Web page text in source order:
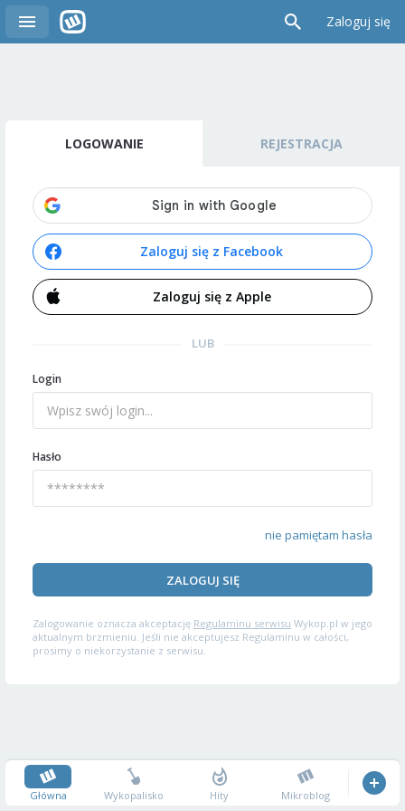
Zaloguj się
LOGOWANIE REJESTRACJA
Zaloguj się z Facebook
Zaloguj się z Apple
LUB
Login
Hasło
nie pamiętam hasła
ZALOGUJ SIĘ
Zalogowanie oznacza akceptację Regulaminu serwisu Wykop.pl w jego
aktualnym brzmieniu. Jeśli nie akceptujesz Regulaminu w całości,
prosimy o niekorzystanie z serwisu.
Główna Wykopalisko Hity Mikroblog